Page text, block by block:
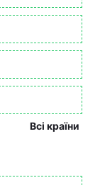
Всі країни